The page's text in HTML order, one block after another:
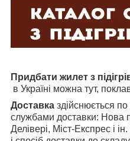
Придбати жилет з
в Україні можна тут,
Доставка здійснюється
службами доставки: Нова
Делівері, Міст-Експрес і